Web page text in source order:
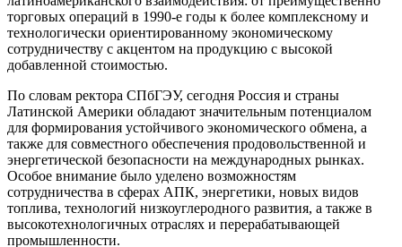
торговых операций в 1990-е годы к более комплексному и
технологически ориентированному экономическому
сотрудничеству с акцентом на продукцию с высокой
добавленной стоимостью.
По словам ректора СПбГЭУ, сегодня Россия и страны
Латинской Америки обладают значительным потенциалом
для формирования устойчивого экономического обмена, а
также для совместного обеспечения продовольственной и
энергетической безопасности на международных рынках.
Особое внимание было уделено возможностям
сотрудничества в сферах АПК, энергетики, новых видов
топлива, технологий низкоуглеродного развития, а также в
высокотехнологичных отраслях и перерабатывающей
промышленности.